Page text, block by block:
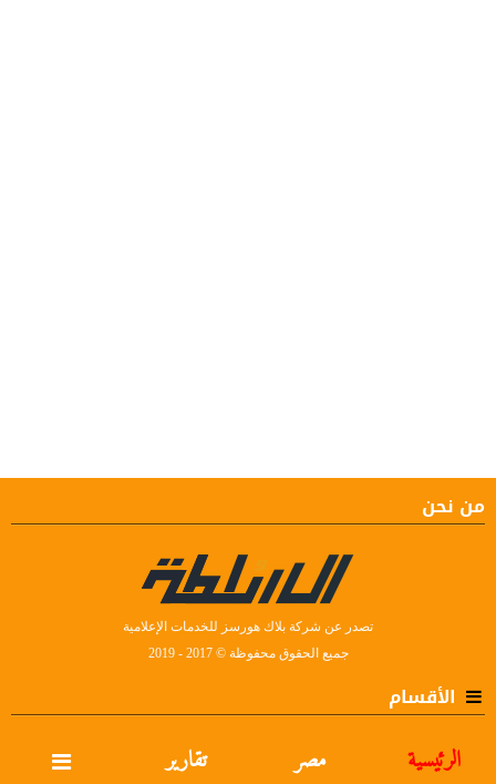
من نحن
تصدر عن شركة بلاك هورسز للخدمات الإعلامية
جميع الحقوق محفوظة © 2017 - 2019
الأقسام
الرئيسية مصر تقارير